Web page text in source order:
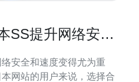
SS提升网络安全
安全和速度变得尤为重
网站的用户来说，选择合